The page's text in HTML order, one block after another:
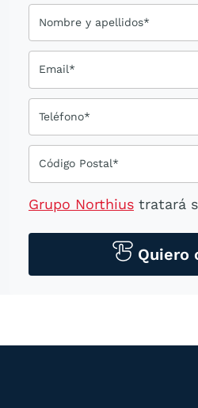
Nombre y apellidos*
Email*
Teléfono*
Código Postal*
Grupo Northius tratará
tecnológicos, incluso
mensajería
otros directamente
Quiero